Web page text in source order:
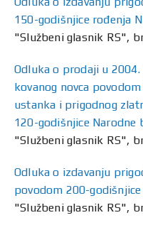
150-godišnjice rođenja
"Službeni glasnik RS",
Odluka o prodaji u
kovanog novca
ustanka i prigodnog
120-godišnjice Narodne
"Službeni glasnik RS",
Odluka o izdavanju
povodom 200-
"Službeni glasnik RS",